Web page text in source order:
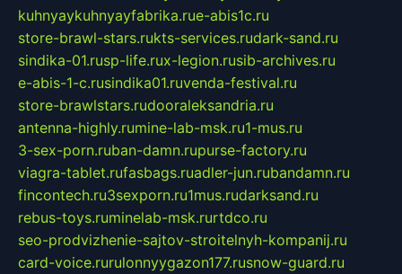
kuhnyaykuhnyayfabrika.rue-abis1c.ru
store-brawl-stars.rukts-services.rudark-sand.ru
sindika-01.rusp-life.rux-legion.rusib-archives.ru
e-abis-1-c.rusindika01.ruvenda-festival.ru
store-brawlstars.rudooraleksandria.ru
antenna-highly.rumine-lab-msk.ru1-mus.ru
3-sex-porn.ruban-damn.rupurse-factory.ru
viagra-tablet.rufasbags.ruadler-jun.rubandamn.ru
fincontech.ru3sexporn.ru1mus.rudarksand.ru
rebus-toys.ruminelab-msk.rurtdco.ru
seo-prodvizhenie-sajtov-stroitelnyh-kompanij.ru
card-voice.rurulonnyygazon177.rusnow-guard.ru